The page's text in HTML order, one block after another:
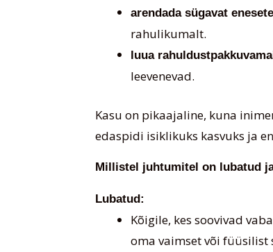
arendada sügavat
rahulikumalt.
luua
leevenevad.
Kasu on pikaajaline, kuna
edaspidi isiklikuks kasvuks ja
Millistel juhtumitel on lubatud
Lubatud:
Kõigile, kes soovivad
oma vaimset või füüsilist